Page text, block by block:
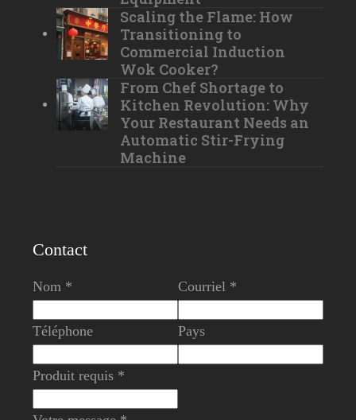
Scaling the Flame: How
Transitioning to
Commercial Induction
Wok Cooker?
From Chef Shortage to
Kitchen Revolution: Why
Your Restaurant Needs an
Automatic Stir-Frying
Machine
Contact
Nom * Courriel *
Téléphone Pays
Produit requis *